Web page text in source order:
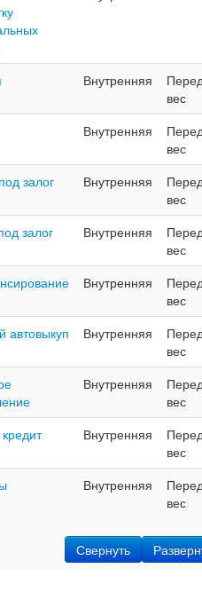
Внутренняя
вес
Внутренняя
вес
залог
Внутренняя
вес
залог
Внутренняя
вес
Внутренняя
вес
автовыкуп
Внутренняя
вес
Внутренняя
вес
Внутренняя
вес
Внутренняя
вес
Свернуть